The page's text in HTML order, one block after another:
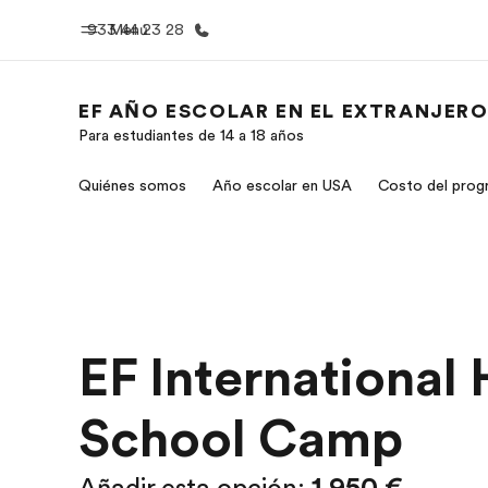
Menú
933 44 23 28
Bienvenido a EF Ver todo lo
EF AÑO ESCOLAR EN EL EXTRANJERO
Para estudiantes de 14 a 18 años
Quiénes somos Año escolar en USA Costo del
EF International
School Camp